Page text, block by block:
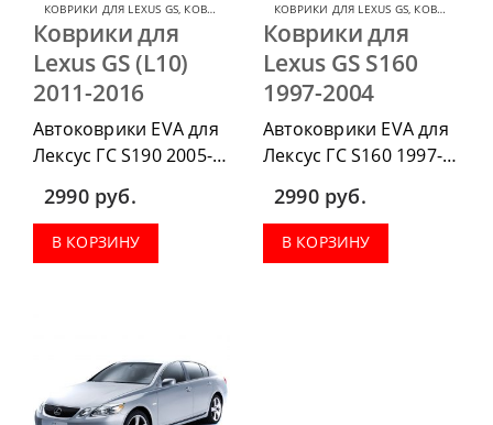
КОВРИКИ ДЛЯ LEXUS GS, КОВРИКИ ДЛЯ LEXUS
Коврики для
Lexus GS (L10)
2011-2016
Автоковрики EVA для
Лексус ГС S190 2005-
2012 можно
приобрести в
комплектации:
водительский коврик,
2990 руб.
В КОРЗИНУ
КОВРИКИ ДЛЯ LEXUS GS, КОВРИКИ ДЛЯ LEXUS
Коврики для
Lexus GS S160
1997-2004
Автоковрики EVA для
Лексус ГС S160 1997-
2004 можно
приобрести в
комплектации:
водительский коврик,
2990 руб.
В КОРЗИНУ